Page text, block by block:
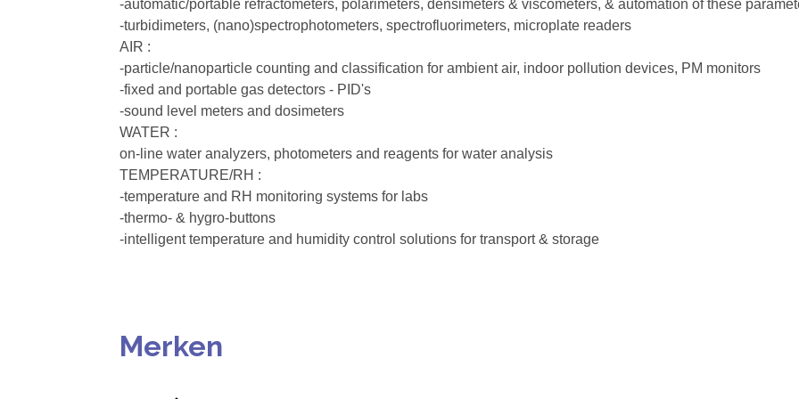
-automatic/portable refractometers, polarimeters, densimeters & viscometers, & automation of these
-turbidimeters, (nano)spectrophotometers, spectrofluorimeters, microplate readers
AIR :
-particle/nanoparticle counting and classification for ambient air, indoor pollution devices, PM monitors
-fixed and portable gas detectors - PID's
-sound level meters and dosimeters
WATER :
on-line water analyzers, photometers and reagents for water analysis
TEMPERATURE/RH :
-temperature and RH monitoring systems for labs
-thermo- & hygro-buttons
-intelligent temperature and humidity control solutions for transport & storage
Merken